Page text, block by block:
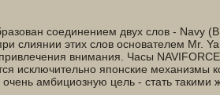
соединением двух слов - Navy
слиянии этих слов основателем Mr.
внимания. Часы NAVIFORCE
исключительно японские механизмы
амбициозную цель - стать такими